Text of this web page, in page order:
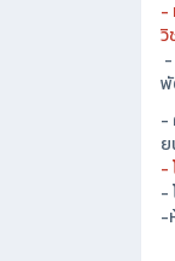
วิ
-
-